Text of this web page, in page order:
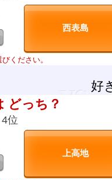
ください。
好
どっち？
位